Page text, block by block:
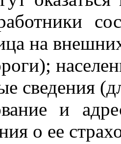
на
сведения
и
о ее